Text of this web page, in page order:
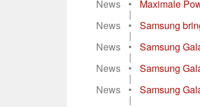
News
• Maximale
|
News
• Samsung
|
News
• Samsung
|
News
• Samsung
|
News
• Samsung
|